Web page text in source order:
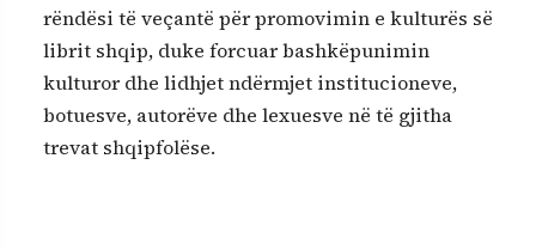
rëndësi të veçantë për promovimin e kulturës së
librit shqip, duke forcuar bashkëpunimin
kulturor dhe lidhjet ndërmjet institucioneve,
botuesve, autorëve dhe lexuesve në të gjitha
trevat shqipfolëse.